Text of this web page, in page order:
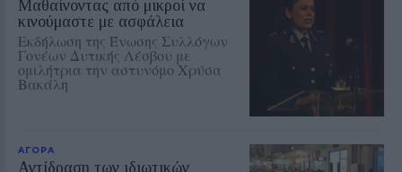
Μαθαίνοντας από μικροί να
κινούμαστε με ασφάλεια
Εκδήλωση της Ένωσης Συλλόγων
Γονέων Δυτικής Λέσβου με
ομιλήτρια την αστυνόμο Χρύσα
Βακάλη
ΑΓΟΡΑ
Αντίδραση των ιδιωτικών